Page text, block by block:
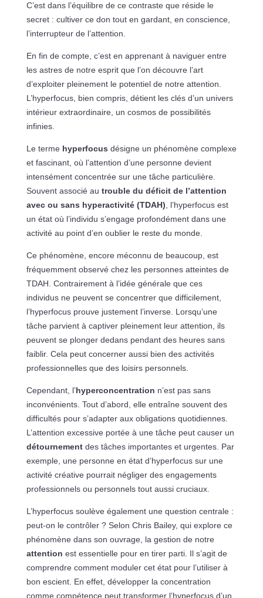
C’est dans l’équilibre de ce contraste que réside le
secret : cultiver ce don tout en gardant, en conscience,
l’interrupteur de l’attention.
En fin de compte, c’est en apprenant à naviguer entre
les astres de notre esprit que l’on découvre l’art
d’exploiter pleinement le potentiel de notre attention.
L’hyperfocus, bien compris, détient les clés d’un univers
intérieur extraordinaire, un cosmos de possibilités
infinies.
Le terme hyperfocus désigne un phénomène complexe
et fascinant, où l’attention d’une personne devient
intensément concentrée sur une tâche particulière.
Souvent associé au trouble du déficit de l’attention
avec ou sans hyperactivité (TDAH) , l’hyperfocus est
un état où l’individu s’engage profondément dans une
activité au point d’en oublier le reste du monde.
Ce phénomène, encore méconnu de beaucoup, est
fréquemment observé chez les personnes atteintes de
TDAH. Contrairement à l’idée générale que ces
individus ne peuvent se concentrer que difficilement,
l’hyperfocus prouve justement l’inverse. Lorsqu’une
tâche parvient à captiver pleinement leur attention, ils
peuvent se plonger dedans pendant des heures sans
faiblir. Cela peut concerner aussi bien des activités
professionnelles que des loisirs personnels.
Cependant, l’hyperconcentration n’est pas sans
inconvénients. Tout d’abord, elle entraîne souvent des
difficultés pour s’adapter aux obligations quotidiennes.
L’attention excessive portée à une tâche peut causer un
détournementdes tâches importantes et urgentes. Par
exemple, une personne en état d’hyperfocus sur une
activité créative pourrait négliger des engagements
professionnels ou personnels tout aussi cruciaux.
L’hyperfocus soulève également une question centrale :
peut-on le contrôler ? Selon Chris Bailey, qui explore ce
phénomène dans son ouvrage, la gestion de notre
attention est essentielle pour en tirer parti. Il s’agit de
comprendre comment moduler cet état pour l’utiliser à
bon escient. En effet, développer la concentration
comme compétence peut transformer l’hyperfocus d’un